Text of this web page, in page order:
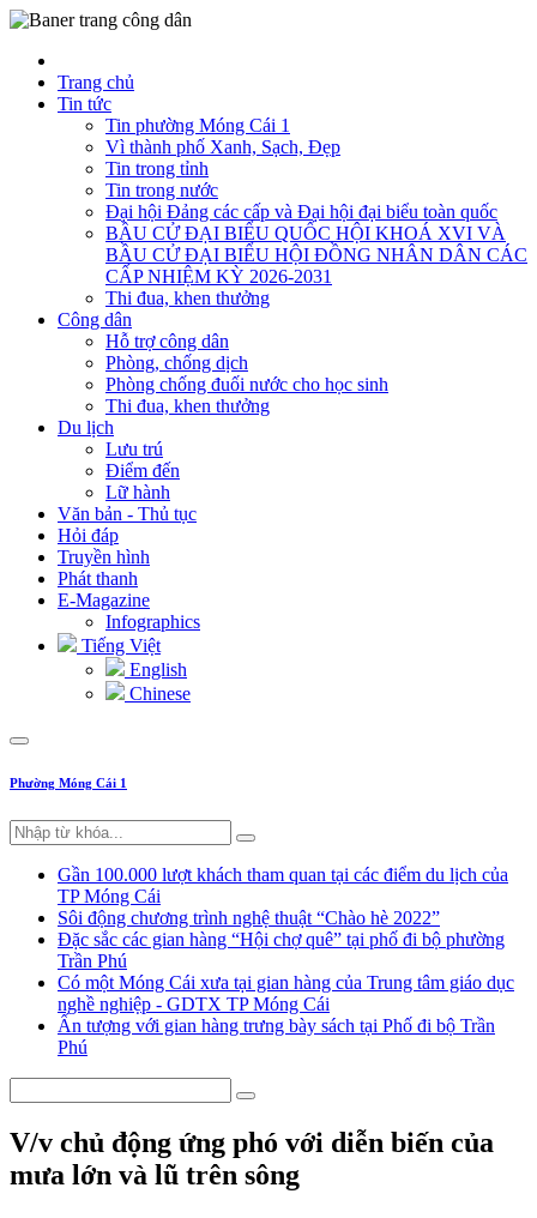
Trang chủ
Tin tức
Tin phường Móng Cái 1
Vì thành phố Xanh, Sạch, Đẹp
Tin trong tỉnh
Tin trong nước
Đại hội Đảng các cấp và Đại hội đại biểu toàn quốc
BẦU CỬ ĐẠI BIỂU QUỐC HỘI KHOÁ XVI VÀ
BẦU CỬ ĐẠI BIỂU HỘI ĐỒNG NHÂN DÂN CÁC
CẤP NHIỆM KỲ 2026-2031
Thi đua, khen thưởng
Công dân
Hỗ trợ công dân
Phòng, chống dịch
Phòng chống đuối nước cho học sinh
Thi đua, khen thưởng
Du lịch
Lưu trú
Điểm đến
Lữ hành
Văn bản - Thủ tục
Hỏi đáp
Truyền hình
Phát thanh
E-Magazine
Infographics
Tiếng Việt
English
Chinese
Phường Móng Cái 1
Gần 100.000 lượt khách tham quan tại các điểm du lịch của
TP Móng Cái
Sôi động chương trình nghệ thuật “Chào hè 2022”
Đặc sắc các gian hàng “Hội chợ quê” tại phố đi bộ phường
Trần Phú
Có một Móng Cái xưa tại gian hàng của Trung tâm giáo dục
nghề nghiệp - GDTX TP Móng Cái
Ấn tượng với gian hàng trưng bày sách tại Phố đi bộ Trần
Phú
V/v chủ động ứng phó với diễn biến của
mưa lớn và lũ trên sông